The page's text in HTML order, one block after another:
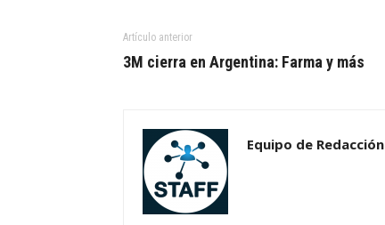
Artículo anterior
3M cierra en Argentina: Farma y más
Equipo de Redacción